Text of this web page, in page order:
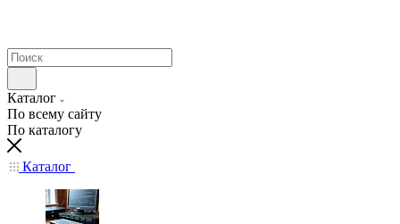
Каталог
По всему сайту
По каталогу
Каталог